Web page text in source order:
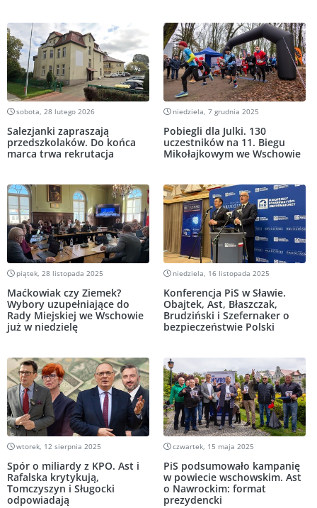
sobota, 28 lutego 2026
Salezjanki zapraszają
przedszkolaków. Do końca
marca trwa rekrutacja
niedziela, 7 grudnia 2025
Pobiegli dla Julki. 130
uczestników na 11. Biegu
Mikołajkowym we Wschowie
piątek, 28 listopada 2025
Maćkowiak czy Ziemek?
Wybory uzupełniające do
Rady Miejskiej we Wschowie
już w niedzielę
niedziela, 16 listopada 2025
Konferencja PiS w Sławie.
Obajtek, Ast, Błaszczak,
Brudziński i Szefernaker o
bezpieczeństwie Polski
wtorek, 12 sierpnia 2025
Spór o miliardy z KPO. Ast i
Rafalska krytykują,
Tomczyszyn i Sługocki
odpowiadają
czwartek, 15 maja 2025
PiS podsumowało kampanię
w powiecie wschowskim. Ast
o Nawrockim: format
prezydencki